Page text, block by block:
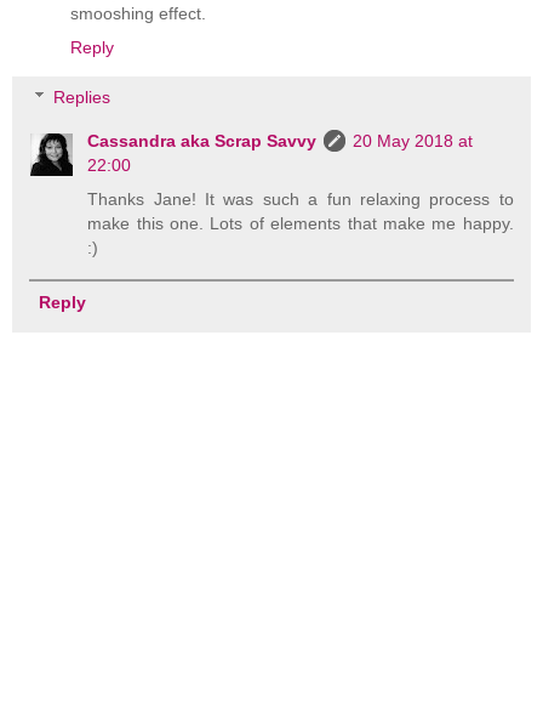
smooshing effect.
Reply
Replies
Cassandra aka Scrap Savvy
20 May 2018 at
22:00
Thanks Jane! It was such a fun relaxing process to
make this one. Lots of elements that make me happy.
:)
Reply